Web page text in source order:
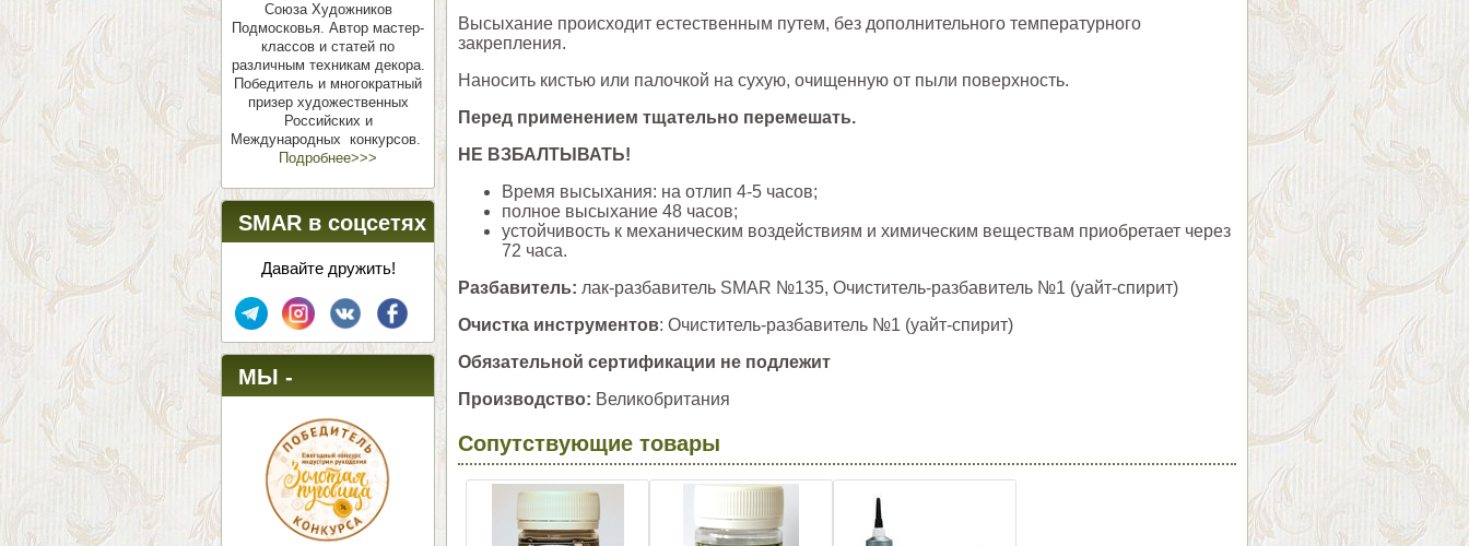
Союза Художников
Подмосковья. Автор мастер-
классов и статей по
различным техникам декора.
Победитель и многократный
призер художественных
Российских и
Международных конкурсов.
Подробнее>>>
SMAR в соцсетях
Давайте дружить!
МЫ -
ПОБЕДИТЕЛИ!
Высыхание происходит естественным путем, без дополнительного температурного
закрепления.
Наносить кистью или палочкой на сухую, очищенную от пыли поверхность.
Перед применением тщательно перемешать.
НЕ ВЗБАЛТЫВАТЬ!
Время высыхания: на отлип 4-5 часов;
полное высыхание 48 часов;
устойчивость к механическим воздействиям и химическим веществам приобретает через
72 часа.
Разбавитель: лак-разбавитель SMAR №135, Очиститель-разбавитель №1 (уайт-спирит)
Очистка инструментов: Очиститель-разбавитель №1 (уайт-спирит)
Обязательной сертификации не подлежит
Производство: Великобритания
Сопутствующие товары